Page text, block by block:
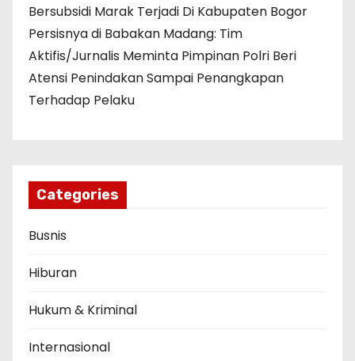
Bersubsidi Marak Terjadi Di Kabupaten Bogor
Persisnya di Babakan Madang: Tim
Aktifis/Jurnalis Meminta Pimpinan Polri Beri
Atensi Penindakan Sampai Penangkapan
Terhadap Pelaku
Categories
Busnis
Hiburan
Hukum & Kriminal
Internasional